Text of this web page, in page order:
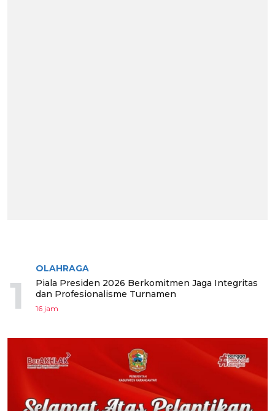
1
OLAHRAGA
Piala Presiden 2026 Berkomitmen Jaga Integritas
dan Profesionalisme Turnamen
16 jam